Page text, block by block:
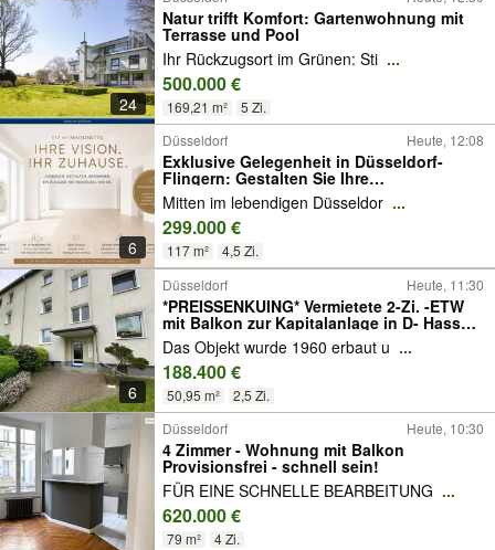
24
Natur trifft Komfort: Gartenwohnung mit
Terrasse und Pool
Ihr Rückzugsort im Grünen: Sti ...
500.000 €
169,21 m² 5 Zi.
6
Düsseldorf Heute, 12:08
Exklusive Gelegenheit in Düsseldorf-
Flingern: Gestalten Sie Ihre
Traumwohnung - Provisionsfrei
Mitten im lebendigen Düsseldor ...
299.000 €
117 m² 4,5 Zi.
6
Düsseldorf Heute, 11:30
*PREISSENKUING* Vermietete 2-Zi. -ETW
mit Balkon zur Kapitalanlage in D- Hassels
! Provisionsfrei !
Das Objekt wurde 1960 erbaut u ...
188.400 €
50,95 m²
2,5 Zi.
Düsseldorf
Heute, 10:30
4 Zimmer - Wohnung mit Balkon
Provisionsfrei - schnell sein!
FÜR EINE SCHNELLE BEARBEITUNG ...
620.000 €
79 m² 4 Zi.